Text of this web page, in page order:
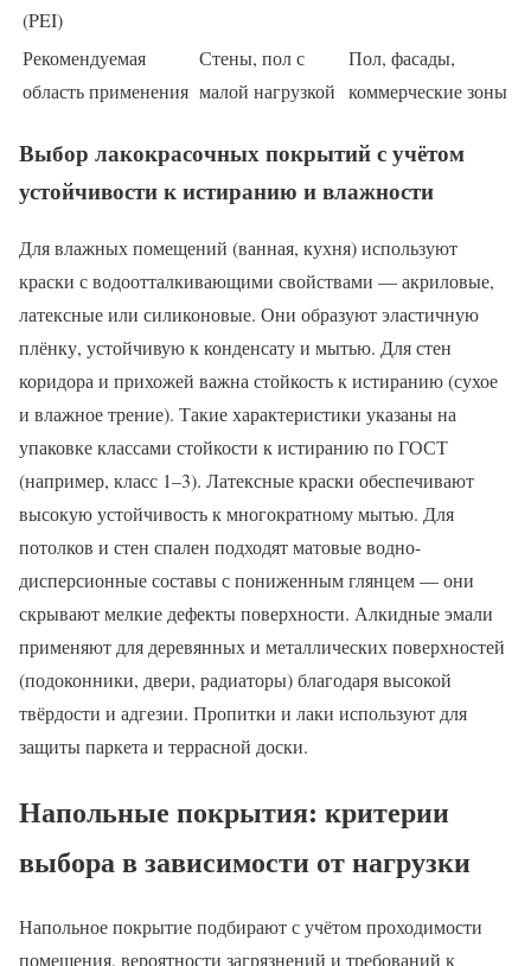
(PEI)
Рекомендуемая
область применения
Стены, пол с
малой нагрузкой
Пол, фасады,
коммерческие зоны
Выбор лакокрасочных покрытий с учётом
устойчивости к истиранию и влажности
Для влажных помещений (ванная, кухня) используют
краски с водоотталкивающими свойствами — акриловые,
латексные или силиконовые. Они образуют эластичную
плёнку, устойчивую к конденсату и мытью. Для стен
коридора и прихожей важна стойкость к истиранию (сухое
и влажное трение). Такие характеристики указаны на
упаковке классами стойкости к истиранию по ГОСТ
(например, класс 1–3). Латексные краски обеспечивают
высокую устойчивость к многократному мытью. Для
потолков и стен спален подходят матовые водно-
дисперсионные составы с пониженным глянцем — они
скрывают мелкие дефекты поверхности. Алкидные эмали
применяют для деревянных и металлических поверхностей
(подоконники, двери, радиаторы) благодаря высокой
твёрдости и адгезии. Пропитки и лаки используют для
защиты паркета и террасной доски.
Напольные покрытия: критерии
выбора в зависимости от нагрузки
Напольное покрытие подбирают с учётом проходимости
помещения, вероятности загрязнений и требований к